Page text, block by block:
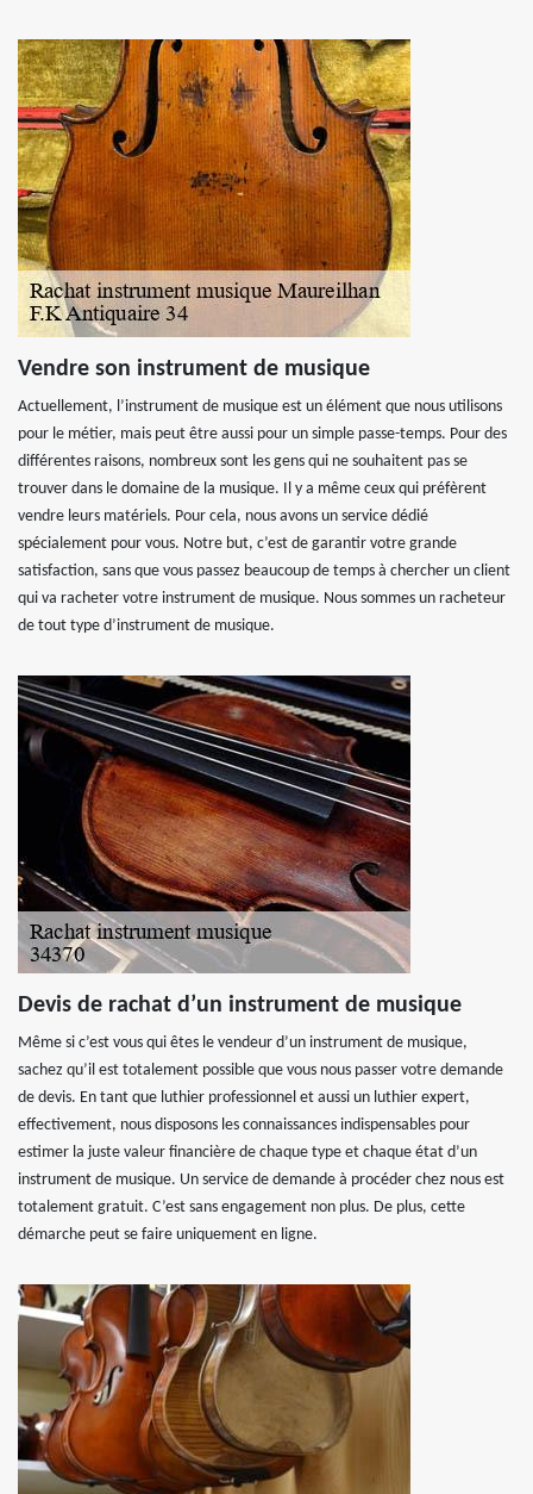
Vendre son instrument de musique
Actuellement, l’instrument de musique est un élément que nous utilisons
pour le métier, mais peut être aussi pour un simple passe-temps. Pour des
différentes raisons, nombreux sont les gens qui ne souhaitent pas se
trouver dans le domaine de la musique. Il y a même ceux qui préfèrent
vendre leurs matériels. Pour cela, nous avons un service dédié
spécialement pour vous. Notre but, c’est de garantir votre grande
satisfaction, sans que vous passez beaucoup de temps à chercher un client
qui va racheter votre instrument de musique. Nous sommes un racheteur
de tout type d’instrument de musique.
Devis de rachat d’un instrument de musique
Même si c’est vous qui êtes le vendeur d’un instrument de musique,
sachez qu’il est totalement possible que vous nous passer votre demande
de devis. En tant que luthier professionnel et aussi un luthier expert,
effectivement, nous disposons les connaissances indispensables pour
estimer la juste valeur financière de chaque type et chaque état d’un
instrument de musique. Un service de demande à procéder chez nous est
totalement gratuit. C’est sans engagement non plus. De plus, cette
démarche peut se faire uniquement en ligne.